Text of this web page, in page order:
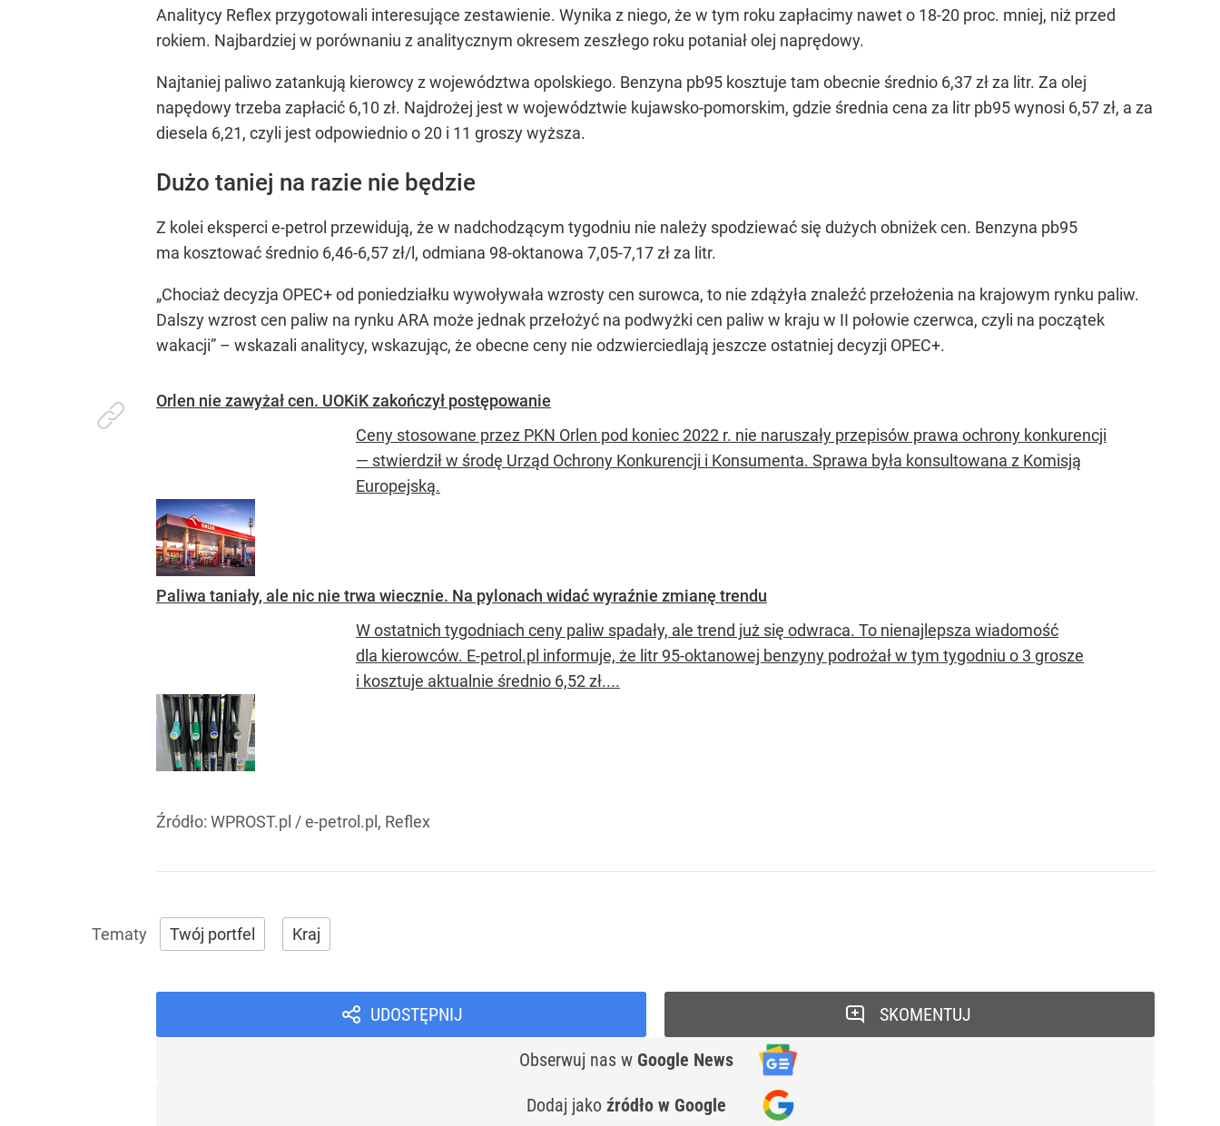
Analitycy Reflex przygotowali interesujące zestawienie. Wynika z niego, że w tym roku zapłacimy nawet o 18-20 proc. mniej, niż przed
rokiem. Najbardziej w porównaniu z analitycznym okresem zeszłego roku potaniał olej naprędowy.
Najtaniej paliwo zatankują kierowcy z województwa opolskiego. Benzyna pb95 kosztuje tam obecnie średnio 6,37 zł za litr. Za olej
napędowy trzeba zapłacić 6,10 zł. Najdrożej jest w województwie kujawsko-pomorskim, gdzie średnia cena za litr pb95 wynosi 6,57 zł, a za
diesela 6,21, czyli jest odpowiednio o 20 i 11 groszy wyższa.
Dużo taniej na razie nie będzie
Z kolei eksperci e-petrol przewidują, że w nadchodzącym tygodniu nie należy spodziewać się dużych obniżek cen. Benzyna pb95
ma kosztować średnio 6,46-6,57 zł/l, odmiana 98-oktanowa 7,05-7,17 zł za litr.
„Chociaż decyzja OPEC+ od poniedziałku wywoływała wzrosty cen surowca, to nie zdążyła znaleźć przełożenia na krajowym rynku paliw.
Dalszy wzrost cen paliw na rynku ARA może jednak przełożyć na podwyżki cen paliw w kraju w II połowie czerwca, czyli na początek
wakacji” – wskazali analitycy, wskazując, że obecne ceny nie odzwierciedlają jeszcze ostatniej decyzji OPEC+.
Orlen nie zawyżał cen. UOKiK zakończył postępowanie
Ceny stosowane przez PKN Orlen pod koniec 2022 r. nie naruszały przepisów prawa ochrony konkurencji
— stwierdził w środę Urząd Ochrony Konkurencji i Konsumenta. Sprawa była konsultowana z Komisją
Europejską.
Paliwa taniały, ale nic nie trwa wiecznie. Na pylonach widać wyraźnie zmianę trendu
W ostatnich tygodniach ceny paliw spadały, ale trend już się odwraca. To nienajlepsza wiadomość
dla kierowców. E-petrol.pl informuje, że litr 95-oktanowej benzyny podrożał w tym tygodniu o 3 grosze
i kosztuje aktualnie średnio 6,52 zł....
Źródło: WPROST.pl /e-petrol.pl, Reflex
Twój portfel Kraj
UDOSTĘPNIJ
Obserwuj nas w Google News
Dodaj jako źródło w Google
SKOMENTUJ